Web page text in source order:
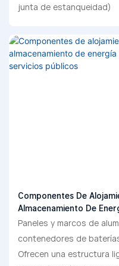
junta de estanqueidad)
Componentes De
Almacenamiento De
Escala De Servicios
Paneles y marcos de
contenedores de
Ofrecen una estructura